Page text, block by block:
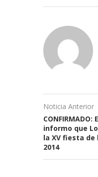
Noticia Anterior
informo que
la XV fiesta de
2014